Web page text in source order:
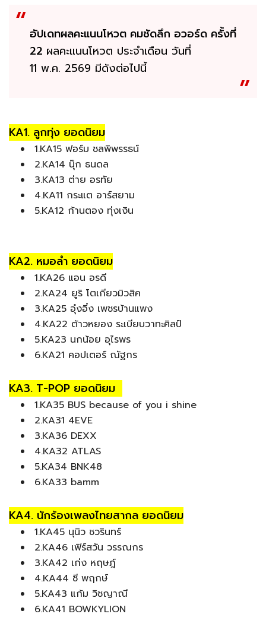
อัปเดทผลคะแนนโหวต คมชัดลึก อวอร์ด ครั้งที่
22 ผลคะแนนโหวต ประจำเดือน วันที่
11 พ.ค. 2569 มีดังต่อไปนี้
KA1. ลูกทุ่ง ยอดนิยม
1.KA15 ฟอร์ม ชลพิพรรธน์
2.KA14 นุ๊ก ธนดล
3.KA13 ต่าย อรทัย
4.KA11 กระแต อาร์สยาม
5.KA12 ก้านตอง ทุ่งเงิน
KA2. หมอลำ ยอดนิยม
1.KA26 แอน อรดี
2.KA24 ยูริ โตเกียวมิวสิค
3.KA25 อุ๋งอิ๋ง เพชรบ้านแพง
4.KA22 ต้าวหยอง ระเบียบวาทะศิลป์
5.KA23 นกน้อย อุไรพร
6.KA21 คอปเตอร์ ณัฐกร
KA3. T-POP ยอดนิยม
1.KA35 BUS because of you i shine
2.KA31 4EVE
3.KA36 DEXX
4.KA32 ATLAS
5.KA34 BNK48
6.KA33 bamm
KA4. นักร้องเพลงไทยสากล ยอดนิยม
1.KA45 นุนิว ชวรินทร์
2.KA46 เฟิร์สวัน วรรณกร
3.KA42 เก่ง หฤษฎ์
4.KA44 ซี พฤกษ์
5.KA43 แก้ม วิชญาณี
6.KA41 BOWKYLION